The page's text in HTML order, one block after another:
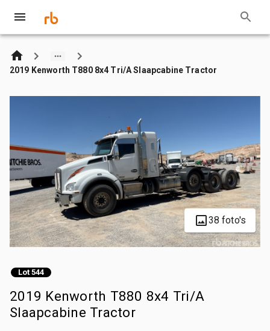
2019 Kenworth T880 8x4 Tri/A Slaapcabine Tractor
38 foto's
Lot 544
2019 Kenworth T880 8x4 Tri/A
Slaapcabine Tractor